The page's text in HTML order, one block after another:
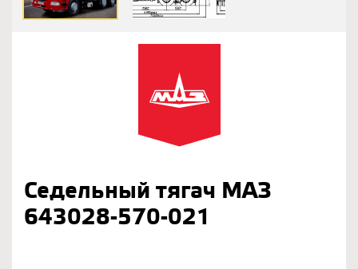
Седельный тягач МАЗ
643028-570-021